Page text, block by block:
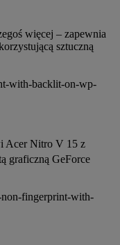
więcej – zapewnia
sztuczną
Acer Nitro V 15 z
graficzną GeForce